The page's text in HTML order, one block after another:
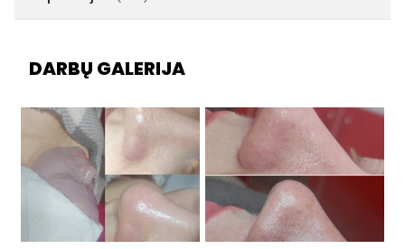
DARBŲ GALERIJA